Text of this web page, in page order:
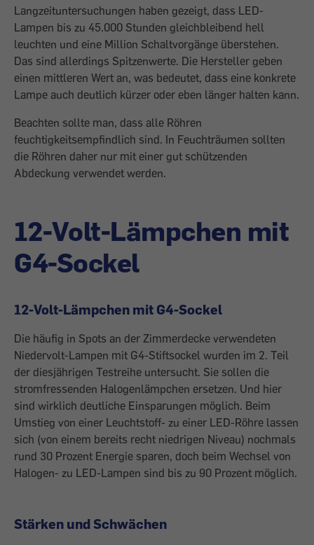
Langzeituntersuchungen haben gezeigt, dass LED-
Lampen bis zu 45.000 Stunden gleichbleibend hell
leuchten und eine Million Schaltvorgänge überstehen.
Das sind allerdings Spitzenwerte. Die Hersteller geben
einen mittleren Wert an, was bedeutet, dass eine konkrete
Lampe auch deutlich kürzer oder eben länger halten kann.
Beachten sollte man, dass alle Röhren
feuchtigkeitsempfindlich sind. In Feuchträumen sollten
die Röhren daher nur mit einer gut schützenden
Abdeckung verwendet werden.
12-Volt-Lämpchen mit
G4-Sockel
12-Volt-Lämpchen mit G4-Sockel
Die häufig in Spots an der Zimmerdecke verwendeten
Niedervolt-Lampen mit G4-Stiftsockel wurden im 2. Teil
der diesjährigen Testreihe untersucht. Sie sollen die
stromfressenden Halogenlämpchen ersetzen. Und hier
sind wirklich deutliche Einsparungen möglich. Beim
Umstieg von einer Leuchtstoff- zu einer LED-Röhre lassen
sich (von einem bereits recht niedrigen Niveau) nochmals
rund 30 Prozent Energie sparen, doch beim Wechsel von
Halogen- zu LED-Lampen sind bis zu 90 Prozent möglich.
Stärken und Schwächen